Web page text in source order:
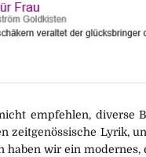
empfehlen, diverse
zeitgenössische Lyrik,
haben wir ein